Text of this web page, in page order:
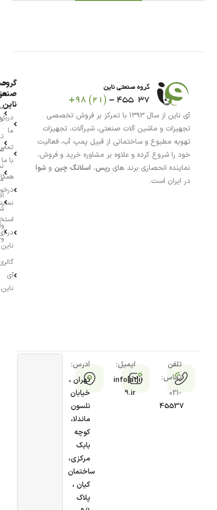
آی ناین از سال ۱۳۹۳ با تمرکز بر فروش تخصصی
تجهیزات و ماشین آلات صنعتی، شیرآلات، تجهیزات
تهویه مطبوع و ساختمانی از قبیل پمپ آب، فعالیت
خود را شروع کرده و علاوه بر مشاوره خرید و فروش،
نماینده انحصاری برند های رپس، اسلانگ چین و شوا
در ایران است.
گروه
ناین
ما
با ما
در
ناین
آی
ناین
تلفن
تماس:
021-
45537
ایمیل:
info[at]i-
9.ir
آدرس:
تهران ،
خیابان
نلسون
ماندلا،
کوچه
بابک
مرکزی،
ساختمان
کیان ،
پلاک